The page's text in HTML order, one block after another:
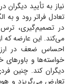
نیاز به تأیید دیگران
تعادل فراتر رود و به
در تصمیم‌گیری،
می‌کند. این عارضه که
احساس ضعف در
خواسته‌ها و
دیگران کند. چنین
تعارض می‌گریزد و